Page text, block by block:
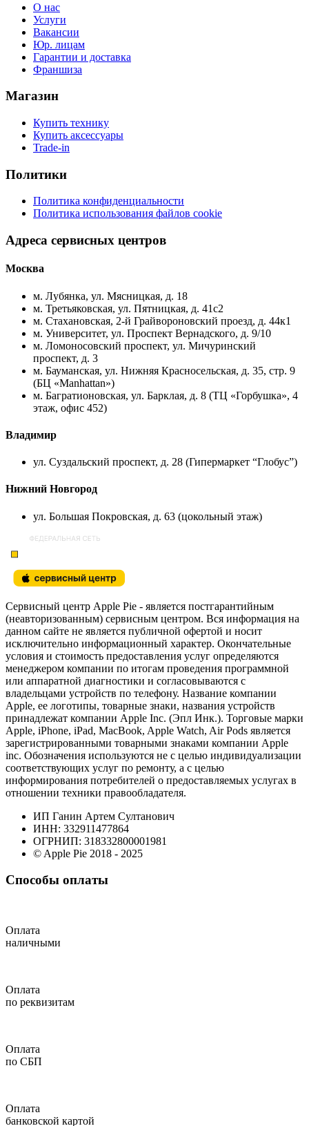
О нас
Услуги
Вакансии
Юр. лицам
Гарантии и доставка
Франшиза
Магазин
Купить технику
Купить аксессуары
Trade-in
Политики
Политика конфиденциальности
Политика использования файлов cookie
Адреса сервисных центров
Москва
м. Лубянка, ул. Мясницкая, д. 18
м. Третьяковская, ул. Пятницкая, д. 41с2
м. Стахановская, 2-й Грайвороновский проезд, д. 44к1
м. Университет, ул. Проспект Вернадского, д. 9/10
м. Ломоносовский проспект, ул. Мичуринский
проспект, д. 3
м. Бауманская, ул. Нижняя Красносельская, д. 35, стр. 9
(БЦ «Manhattan»)
м. Багратионовская, ул. Барклая, д. 8 (ТЦ «Горбушка», 4
этаж, офис 452)
Владимир
ул. Суздальский проспект, д. 28 (Гипермаркет “Глобус”)
Нижний Новгород
ул. Большая Покровская, д. 63 (цокольный этаж)
Сервисный центр Apple Pie - является постгарантийным
(неавторизованным) сервисным центром. Вся информация на
данном сайте не является публичной офертой и носит
исключительно информационный характер. Окончательные
условия и стоимость предоставления услуг определяются
менеджером компании по итогам проведения программной
или аппаратной диагностики и согласовываются с
владельцами устройств по телефону. Название компании
Apple, ее логотипы, товарные знаки, названия устройств
принадлежат компании Apple Inc. (Эпл Инк.). Торговые марки
Apple, iPhone, iPad, MacBook, Apple Watch, Air Pods является
зарегистрированными товарными знаками компании Apple
inc. Обозначения используются не с целью индивидуализации
соответствующих услуг по ремонту, а с целью
информирования потребителей о предоставляемых услугах в
отношении техники правообладателя.
ИП Ганин Артем Султанович
ИНН: 332911477864
ОГРНИП: 318332800001981
© Apple Pie 2018 - 2025
Способы оплаты
Оплата
наличными
Оплата
по реквизитам
Оплата
по СБП
Оплата
банковской картой